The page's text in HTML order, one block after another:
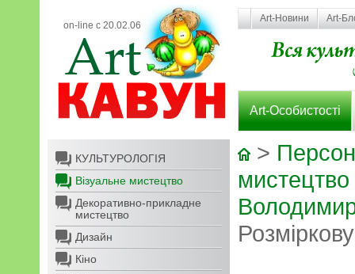
on-line с 20.02.06
Art-Новини Art-
Art-Особистості
КУЛЬТУРОЛОГІЯ
Візуальне мистецтво
Декоративно-прикладне
мистецтво
Дизайн
Кіно
>
мистецтво